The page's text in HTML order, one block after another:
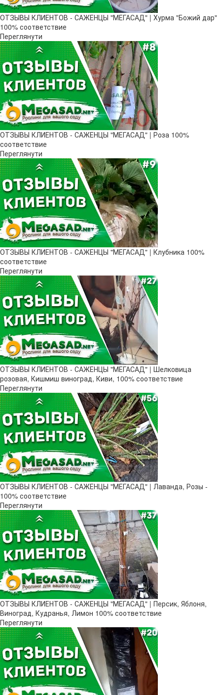
ОТЗЫВЫ КЛИЕНТОВ - САЖЕНЦЫ "МЕГАСАД" | Хурма "Божий дар" ​
100% соответствие
Переглянути
ОТЗЫВЫ КЛИЕНТОВ - САЖЕНЦЫ "МЕГАСАД" | Роза 100%
соответствие
Переглянути
ОТЗЫВЫ КЛИЕНТОВ - САЖЕНЦЫ "МЕГАСАД" | Клубника 100%
соответствие
Переглянути
ОТЗЫВЫ КЛИЕНТОВ - САЖЕНЦЫ "МЕГАСАД" | Шелковица
розовая, Кишмиш виноград, Киви, 100% соответствие
Переглянути
ОТЗЫВЫ КЛИЕНТОВ - САЖЕНЦЫ "МЕГАСАД" | Лаванда, Розы -
100% соответствие
Переглянути
ОТЗЫВЫ КЛИЕНТОВ - САЖЕНЦЫ "МЕГАСАД" | Персик, Яблоня,
Виноград, Кудранья, Лимон 100% соответствие
Переглянути